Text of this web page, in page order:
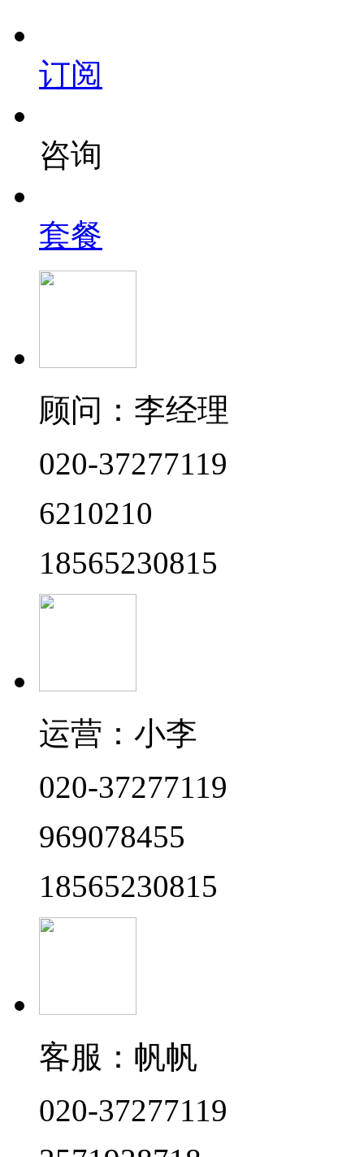
订阅
咨询
套餐
顾问：李经理
020-37277119
6210210
18565230815
运营：小李
020-37277119
969078455
18565230815
客服：帆帆
020-37277119